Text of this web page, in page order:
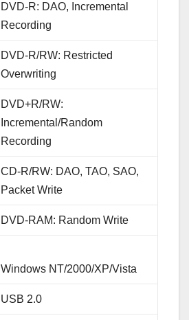
DVD-R: DAO, Incremental
Recording
DVD-R/RW: Restricted
Overwriting
DVD+R/RW:
Incremental/Random
Recording
CD-R/RW: DAO, TAO, SAO,
Packet Write
DVD-RAM: Random Write
Windows NT/2000/XP/Vista
USB 2.0